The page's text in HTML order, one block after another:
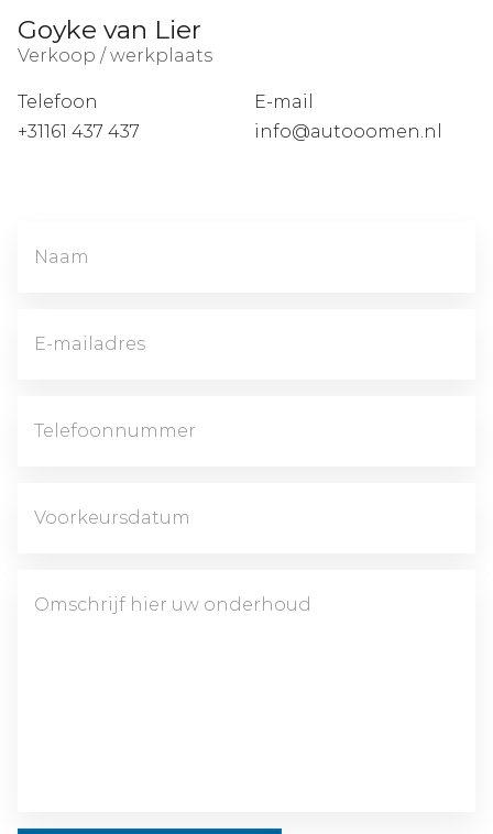
Goyke van Lier
Verkoop / werkplaats
Telefoon
+31161 437 437
E-mail
info@autooomen.nl